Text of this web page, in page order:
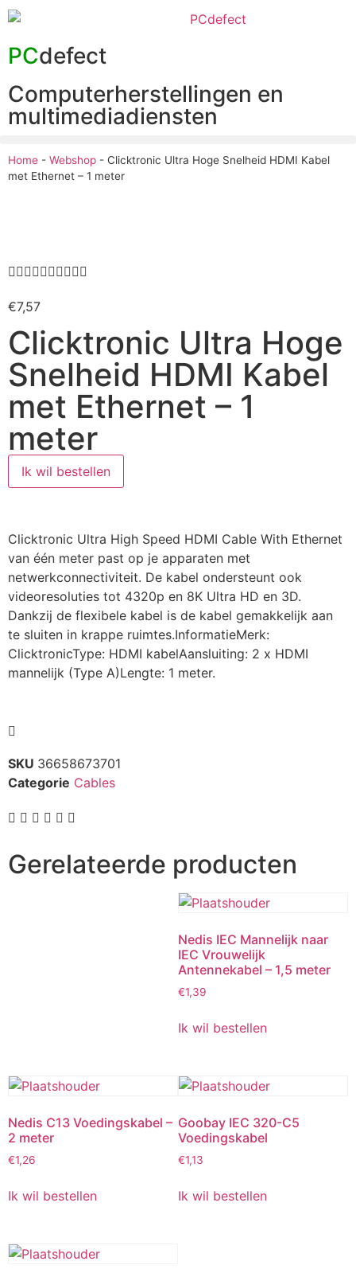
PCdefect
Computerherstellingen en
multimediadiensten
Home - Webshop - Clicktronic Ultra Hoge Snelheid HDMI Kabel
met Ethernet – 1 meter

€7,57
Clicktronic Ultra Hoge
Snelheid HDMI Kabel
met Ethernet – 1
meter
Ik wil bestellen
Clicktronic Ultra High Speed HDMI Cable With Ethernet
van één meter past op je apparaten met
netwerkconnectiviteit. De kabel ondersteunt ook
videoresoluties tot 4320p en 8K Ultra HD en 3D.
Dankzij de flexibele kabel is de kabel gemakkelijk aan
te sluiten in krappe ruimtes.InformatieMerk:
ClicktronicType: HDMI kabelAansluiting: 2 x HDMI
mannelijk (Type A)Lengte: 1 meter.
SKU 36658673701
Categorie Cables
Gerelateerde producten
Nedis IEC Mannelijk naar
IEC Vrouwelijk
Antennekabel – 1,5 meter
€1,39
Ik wil bestellen
Nedis C13 Voedingskabel –
2 meter
€1,26
Ik wil bestellen
Goobay IEC 320-C5
Voedingskabel
€1,13
Ik wil bestellen